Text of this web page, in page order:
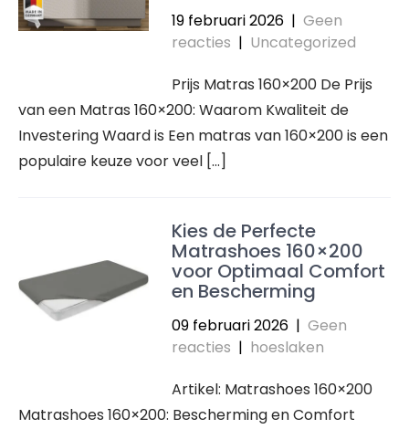
19 februari 2026 | Geen
reacties | Uncategorized
Prijs Matras 160×200 De Prijs
van een Matras 160×200: Waarom Kwaliteit de
Investering Waard is Een matras van 160×200 is een
populaire keuze voor veel […]
Kies de Perfecte
Matrashoes 160×200
voor Optimaal Comfort
en Bescherming
09 februari 2026 | Geen
reacties | hoeslaken
Artikel: Matrashoes 160×200
Matrashoes 160×200: Bescherming en Comfort